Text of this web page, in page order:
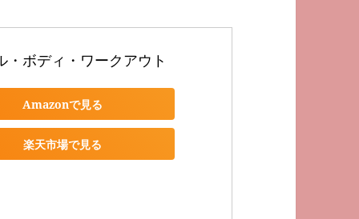
・ボディ・ワークアウト
Amazonで見る
楽天市場で見る